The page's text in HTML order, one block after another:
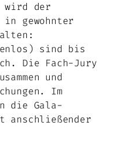
wird der
gewohnter
sind bis
Die Fach-Jury
und
Im
die Gala-
anschließender